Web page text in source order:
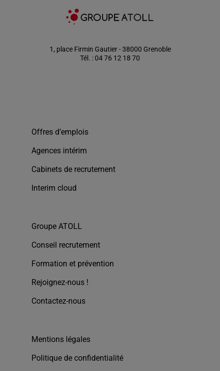
1, place Firmin Gautier - 38000 Grenoble
Tél. : 04 76 12 18 70
Offres d’emplois
Agences intérim
Cabinets de recrutement
Interim cloud
Groupe ATOLL
Conseil recrutement
Formation et prévention
Rejoignez-nous !
Contactez-nous
Mentions légales
Politique de confidentialité